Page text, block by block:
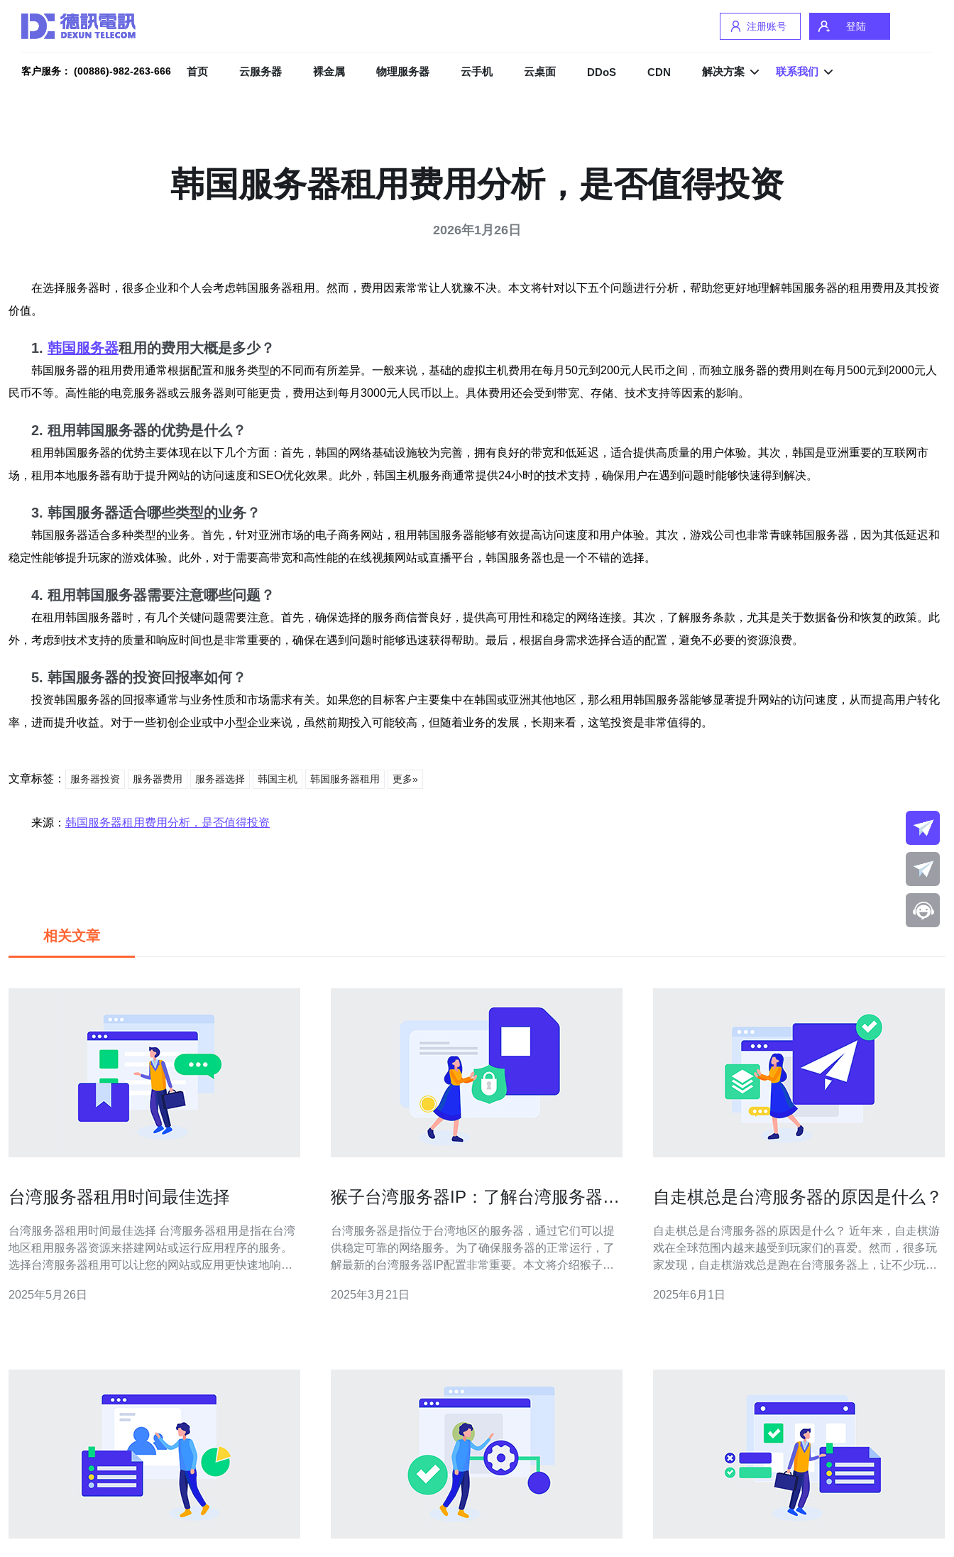
注册账号 登陆
客户服务： (00886)-982-263-666 首页 云服务器 裸金属 物理服务器 云手机 云桌面 DDoS CDN 解决方案 联系我们
韩国服务器租用费用分析，是否值得投资
2026年1月26日
在选择服务器时，很多企业和个人会考虑韩国服务器租用。然而，费用因素常常让人犹豫不决。本文将针对以下五个问题进行分析，帮助您更好地理解韩国服务器的租用费用及其投资
价值。
1. 韩国服务器租用的费用大概是多少？
韩国服务器的租用费用通常根据配置和服务类型的不同而有所差异。一般来说，基础的虚拟主机费用在每月50元到200元人民币之间，而独立服务器的费用则在每月500元到2000元人
民币不等。高性能的电竞服务器或云服务器则可能更贵，费用达到每月3000元人民币以上。具体费用还会受到带宽、存储、技术支持等因素的影响。
2. 租用韩国服务器的优势是什么？
租用韩国服务器的优势主要体现在以下几个方面：首先，韩国的网络基础设施较为完善，拥有良好的带宽和低延迟，适合提供高质量的用户体验。其次，韩国是亚洲重要的互联网市
场，租用本地服务器有助于提升网站的访问速度和SEO优化效果。此外，韩国主机服务商通常提供24小时的技术支持，确保用户在遇到问题时能够快速得到解决。
3. 韩国服务器适合哪些类型的业务？
韩国服务器适合多种类型的业务。首先，针对亚洲市场的电子商务网站，租用韩国服务器能够有效提高访问速度和用户体验。其次，游戏公司也非常青睐韩国服务器，因为其低延迟和
稳定性能够提升玩家的游戏体验。此外，对于需要高带宽和高性能的在线视频网站或直播平台，韩国服务器也是一个不错的选择。
4. 租用韩国服务器需要注意哪些问题？
在租用韩国服务器时，有几个关键问题需要注意。首先，确保选择的服务商信誉良好，提供高可用性和稳定的网络连接。其次，了解服务条款，尤其是关于数据备份和恢复的政策。此
外，考虑到技术支持的质量和响应时间也是非常重要的，确保在遇到问题时能够迅速获得帮助。最后，根据自身需求选择合适的配置，避免不必要的资源浪费。
5. 韩国服务器的投资回报率如何？
投资韩国服务器的回报率通常与业务性质和市场需求有关。如果您的目标客户主要集中在韩国或亚洲其他地区，那么租用韩国服务器能够显著提升网站的访问速度，从而提高用户转化
率，进而提升收益。对于一些初创企业或中小型企业来说，虽然前期投入可能较高，但随着业务的发展，长期来看，这笔投资是非常值得的。
文章标签： 服务器投资 服务器费用 服务器选择 韩国主机 韩国服务器租用 更多»
来源： 韩国服务器租用费用分析，是否值得投资
相关文章
台湾服务器租用时间最佳选择
台湾服务器租用时间最佳选择 台湾服务器租用是指在台湾
地区租用服务器资源来搭建网站或运行应用程序的服务。
选择台湾服务器租用可以让您的网站或应用更快速地响应
租用的最佳时间上，通常建议在网站或应用上线前进行租
2025年5月26日
猴子台湾服务器IP：了解台湾服务器的
台湾服务器是指位于台湾地区的服务器，通过它们可以提
供稳定可靠的网络服务。为了确保服务器的正常运行，了
解最新的台湾服务器IP配置非常重要。本文将介绍猴子台
根据最新的网络需求和技术发展而定期更新的。以下是猴
2025年3月21日
自走棋总是台湾服务器的原因是什么？
自走棋总是台湾服务器的原因是什么？ 近年来，自走棋游
戏在全球范围内越来越受到玩家们的喜爱。然而，很多玩
家发现，自走棋游戏总是跑在台湾服务器上，让不少玩家
呢？ 一方面，台湾作为一个技术发达的地区，其网络基础
2025年6月1日